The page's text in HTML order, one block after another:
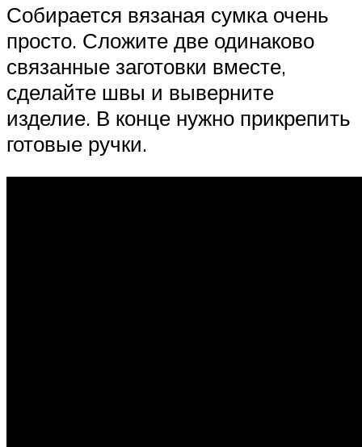
Собирается вязаная сумка очень
просто. Сложите две одинаково
связанные заготовки вместе,
сделайте швы и выверните
изделие. В конце нужно прикрепить
готовые ручки.